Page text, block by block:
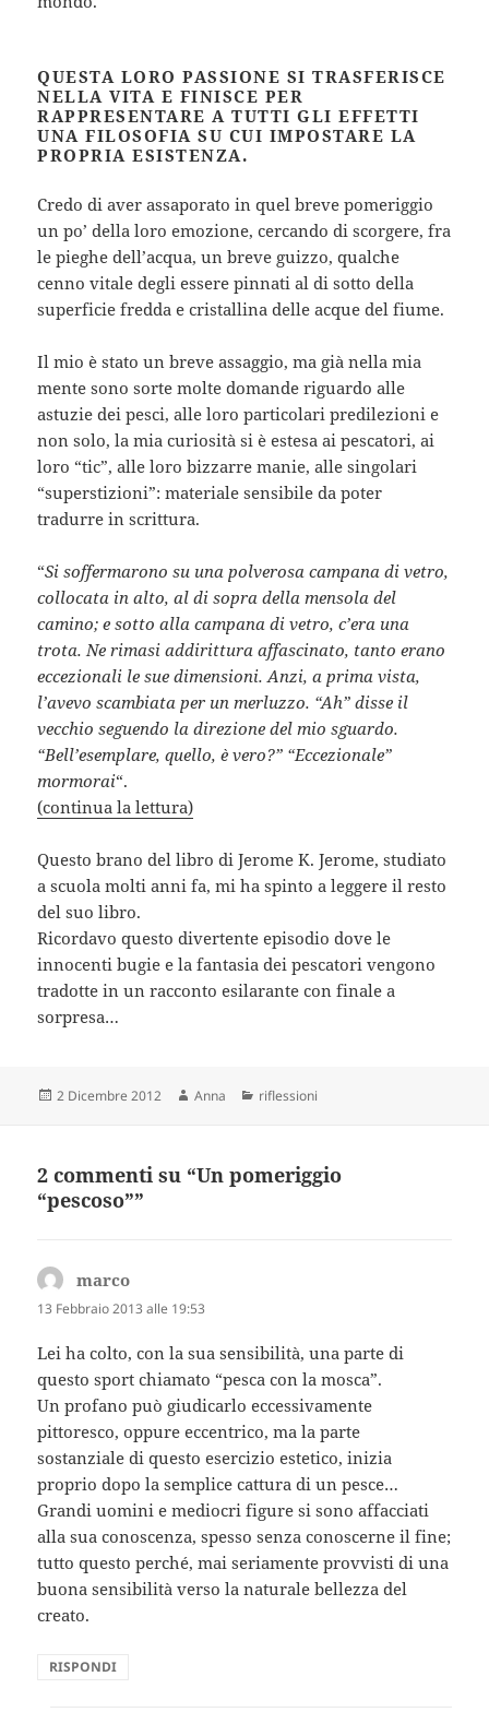
QUESTA LORO PASSIONE SI TRASFERISCE
NELLA VITA E FINISCE PER
RAPPRESENTARE A TUTTI GLI EFFETTI
UNA FILOSOFIA SU CUI IMPOSTARE LA
PROPRIA ESISTENZA.
Credo di aver assaporato in quel breve pomeriggio
un po’ della loro emozione, cercando di scorgere, fra
le pieghe dell’acqua, un breve guizzo, qualche
cenno vitale degli essere pinnati al di sotto della
superficie fredda e cristallina delle acque del fiume.
Il mio è stato un breve assaggio, ma già nella mia
mente sono sorte molte domande riguardo alle
astuzie dei pesci, alle loro particolari predilezioni e
non solo, la mia curiosità si è estesa ai pescatori, ai
loro “tic”, alle loro bizzarre manie, alle singolari
“superstizioni”: materiale sensibile da poter
tradurre in scrittura.
“Si soffermarono su una polverosa campana di vetro,
collocata in alto, al di sopra della mensola del
camino; e sotto alla campana di vetro, c’era una
trota. Ne rimasi addirittura affascinato, tanto erano
eccezionali le sue dimensioni. Anzi, a prima vista,
l’avevo scambiata per un merluzzo. “Ah” disse il
vecchio seguendo la direzione del mio sguardo.
“Bell’esemplare, quello, è vero?” “Eccezionale”
mormorai“.
(continua la lettura)
Questo brano del libro di Jerome K. Jerome, studiato
a scuola molti anni fa, mi ha spinto a leggere il resto
del suo libro.
Ricordavo questo divertente episodio dove le
innocenti bugie e la fantasia dei pescatori vengono
tradotte in un racconto esilarante con finale a
sorpresa…
Scritto
2 Dicembre 2012 Autore
Anna Categorie
riflessioni
2 commenti su “Un pomeriggio
“pescoso””
marco
detto:
13 Febbraio 2013 alle 19:53
Lei ha colto, con la sua sensibilità, una parte di
questo sport chiamato “pesca con la mosca”.
Un profano può giudicarlo eccessivamente
pittoresco, oppure eccentrico, ma la parte
sostanziale di questo esercizio estetico, inizia
proprio dopo la semplice cattura di un pesce…
Grandi uomini e mediocri figure si sono affacciati
alla sua conoscenza, spesso senza conoscerne il fine;
tutto questo perché, mai seriamente provvisti di una
buona sensibilità verso la naturale bellezza del
creato.
RISPONDI